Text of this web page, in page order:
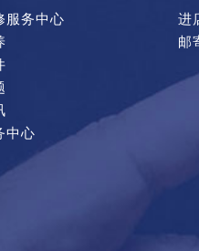
服务中心
中心
进
邮